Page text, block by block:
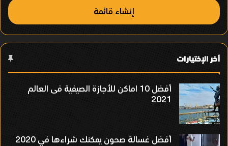
إنشاء قائمة
أخر الإختيارات
أفضل 10 اماكن للأجازة الصيفية فى العالم
2021
أفضل غسالة صحون يمكنك شراءها في 2020